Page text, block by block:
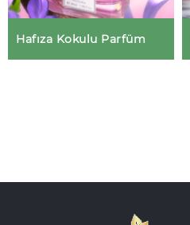
Hafıza Kokulu Parfüm